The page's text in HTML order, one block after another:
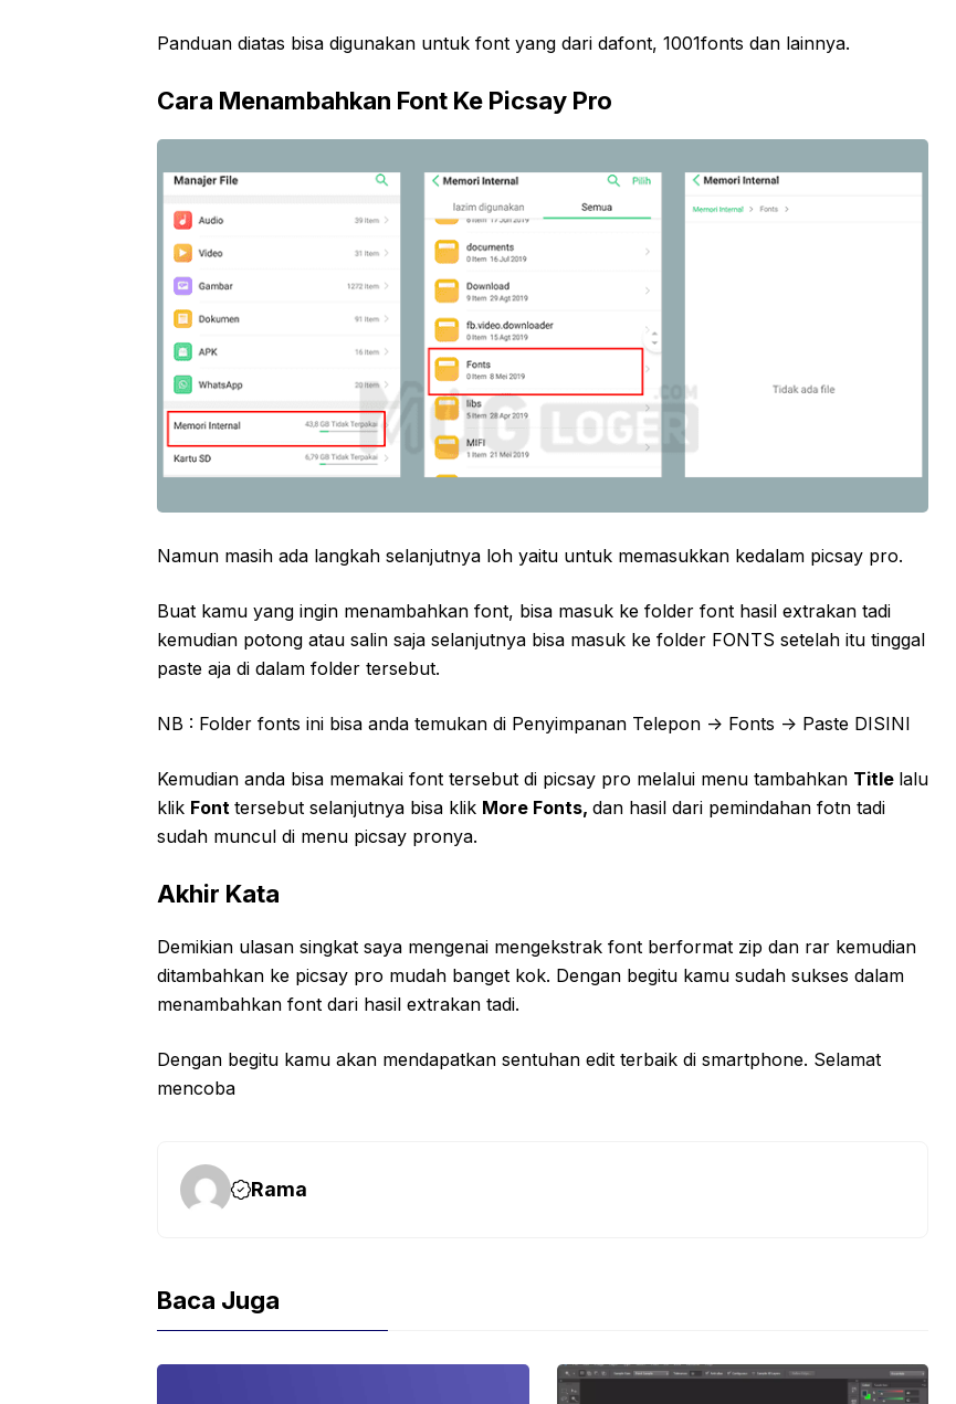
Panduan diatas bisa digunakan untuk font yang dari dafont, 1001fonts dan lainnya.
Cara Menambahkan Font Ke Picsay Pro
Namun masih ada langkah selanjutnya loh yaitu untuk memasukkan kedalam picsay pro.
Buat kamu yang ingin menambahkan font, bisa masuk ke folder font hasil extrakan tadi
kemudian potong atau salin saja selanjutnya bisa masuk ke folder FONTS setelah itu tinggal
paste aja di dalam folder tersebut.
NB : Folder fonts ini bisa anda temukan di Penyimpanan Telepon -> Fonts -> Paste DISINI
Kemudian anda bisa memakai font tersebut di picsay pro melalui menu tambahkan Title lalu
klik Font tersebut selanjutnya bisa klik More Fonts, dan hasil dari pemindahan fotn tadi
sudah muncul di menu picsay pronya.
Akhir Kata
Demikian ulasan singkat saya mengenai mengekstrak font berformat zip dan rar kemudian
ditambahkan ke picsay pro mudah banget kok. Dengan begitu kamu sudah sukses dalam
menambahkan font dari hasil extrakan tadi.
Dengan begitu kamu akan mendapatkan sentuhan edit terbaik di smartphone. Selamat
mencoba
Rama
Baca Juga